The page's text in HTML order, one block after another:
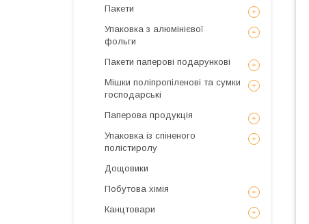
Пакети
Упаковка з алюмінієвої
фольги
Пакети паперові подарункові
Мішки поліпропіленові та сумки
господарські
Паперова продукція
Упаковка із спіненого
полістиролу
Дощовики
Побутова хімія
Канцтовари